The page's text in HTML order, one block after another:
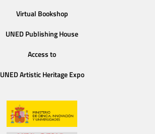
Virtual Bookshop
UNED Publishing House
Access to
UNED Artistic Heritage Expo